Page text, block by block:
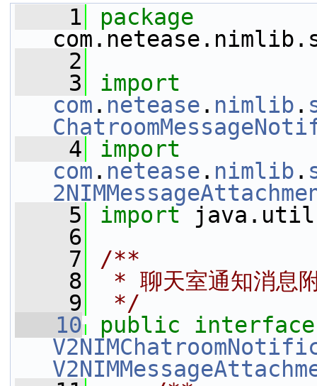
    1
    2
    3
import
com . netease . nimlib .
    4
import
com . netease . nimlib .
    5
import
    6
    7
/**
    8
* 聊天室通知消息
    9
*/
   10
public